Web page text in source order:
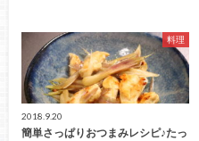
料理
2018.9.20
簡単さっぱりおつまみレシピ♪たっ